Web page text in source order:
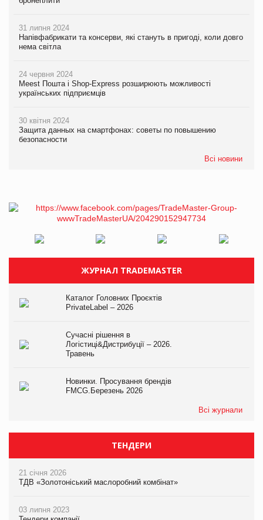
31 липня 2024
Напівфабрикати та консерви, які стануть в пригоді, коли довго
нема світла
24 червня 2024
Meest Пошта і Shop-Express розширюють можливості
українських підприємців
30 квітня 2024
Защита данных на смартфонах: советы по повышению
безопасности
Всі новини
ЖУРНАЛ TRADEMASTER
Каталог Головних Проєктів
PrivateLabel – 2026
Сучасні рішення в
Логістиці&Дистрибуції – 2026.
Травень
Новинки. Просування брендів
FMCG.Березень 2026
Всі журнали
ТЕНДЕРИ
21 січня 2026
ТДВ «Золотоніський маслоробний комбінат»
03 липня 2023